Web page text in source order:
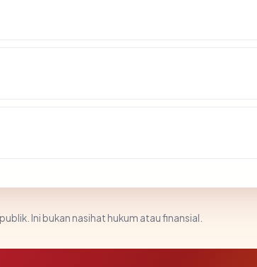
Ini bukan nasihat hukum atau finansial.